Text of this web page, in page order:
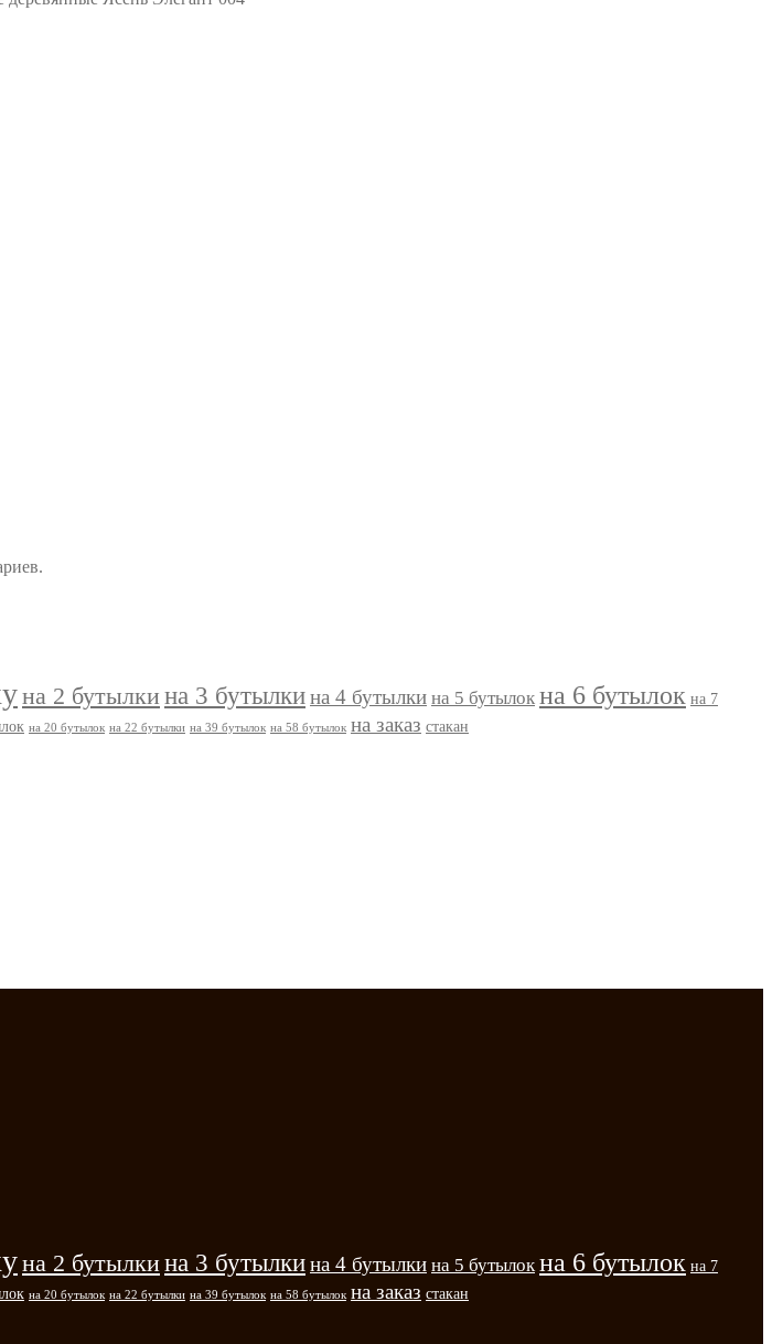
на 2 бутылки на 3 бутылкина 4 бутылки на 5 бутылок на 6 бутылок на 7
на 20 бутылок на 22 бутылки на 39 бутылок на 58 бутылок на заказ стакан
на 2 бутылкина 3 бутылкина 4 бутылки на 5 бутылок на 6 бутылок на 7
на 20 бутылок на 22 бутылки на 39 бутылок на 58 бутылок на заказ стакан